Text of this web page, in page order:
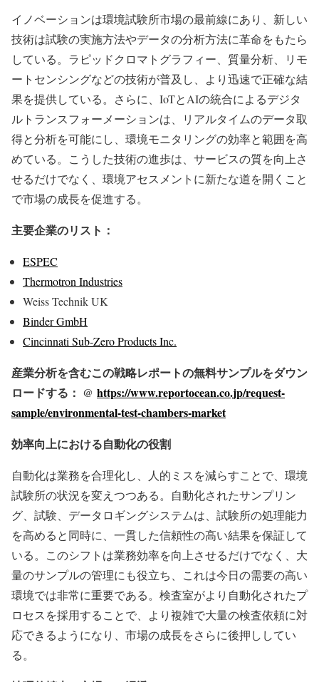
イノベーションは環境試験所市場の最前線にあり、新しい
技術は試験の実施方法やデータの分析方法に革命をもたら
している。ラピッドクロマトグラフィー、質量分析、リモ
ートセンシングなどの技術が普及し、より迅速で正確な結
果を提供している。さらに、IoTとAIの統合によるデジタ
ルトランスフォーメーションは、リアルタイムのデータ取
得と分析を可能にし、環境モニタリングの効率と範囲を高
めている。こうした技術の進歩は、サービスの質を向上さ
せるだけでなく、環境アセスメントに新たな道を開くこと
で市場の成長を促進する。
主要企業のリスト：
ESPEC
Thermotron Industries
Weiss Technik UK
Binder GmbH
Cincinnati Sub-Zero Products Inc.
産業分析を含むこの戦略レポートの無料サンプルをダウン
ロードする： @ https://www.reportocean.co.jp/request-
sample/environmental-test-chambers-market
効率向上における自動化の役割
自動化は業務を合理化し、人的ミスを減らすことで、環境
試験所の状況を変えつつある。自動化されたサンプリン
グ、試験、データロギングシステムは、試験所の処理能力
を高めると同時に、一貫した信頼性の高い結果を保証して
いる。このシフトは業務効率を向上させるだけでなく、大
量のサンプルの管理にも役立ち、これは今日の需要の高い
環境では非常に重要である。検査室がより自動化されたプ
ロセスを採用することで、より複雑で大量の検査依頼に対
応できるようになり、市場の成長をさらに後押ししてい
る。